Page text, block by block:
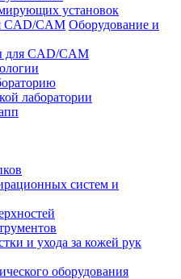
установок
CAD/CAM Оборудование и
для CAD/CAM
лаборатории
систем и
и ухода за кожей рук
оборудования